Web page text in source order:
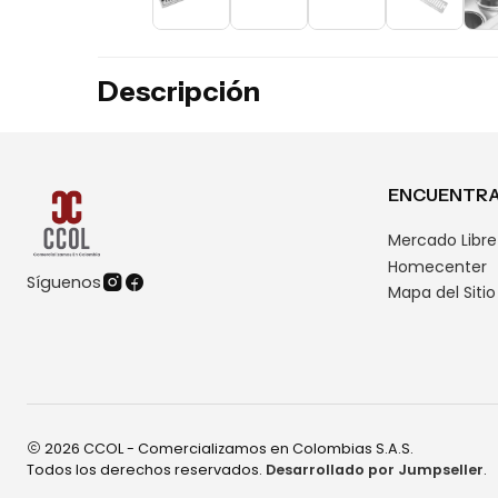
Descripción
Síguenos
Mercado Libre
Homecenter
Mapa del Sitio
2026 CCOL - Comercializamos en Colombias S.A.S.
Todos los derechos reservados. Desarrollado por Jumpseller.